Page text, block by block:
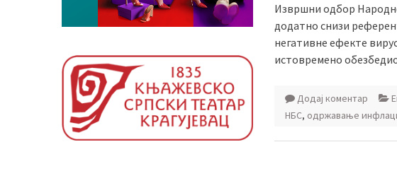
Извршни одбор
додатно снизи
негативне ефекте
истовремено
Додај коментар
НБС, одржавање